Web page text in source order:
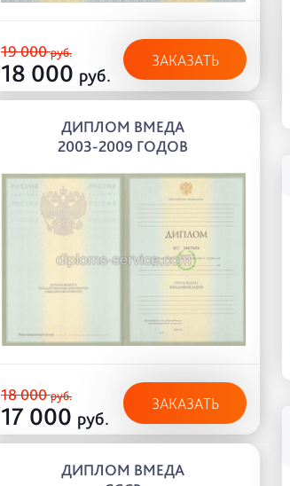
19 000руб.
18 000 руб.
ЗАКАЗАТЬ
ДИПЛОМ ВМЕДА
2003-2009 ГОДОВ
18 000руб.
17 000 руб.
ЗАКАЗАТЬ
ДИПЛОМ ВМЕДА